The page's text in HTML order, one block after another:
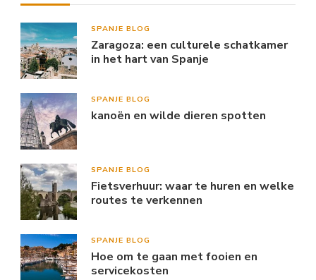
SPANJE BLOG
Zaragoza: een culturele schatkamer
in het hart van Spanje
SPANJE BLOG
kanoën en wilde dieren spotten
SPANJE BLOG
Fietsverhuur: waar te huren en welke
routes te verkennen
SPANJE BLOG
Hoe om te gaan met fooien en
servicekosten